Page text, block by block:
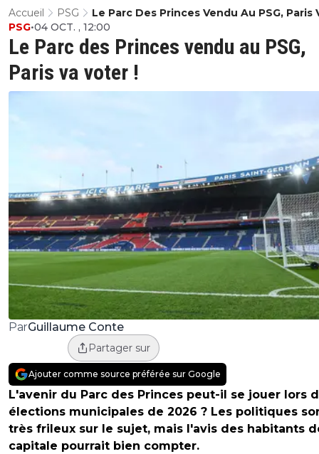
Accueil PSG
Le Parc Des Princes Vendu Au PSG, Paris
Voter !
Le Parc des Princes vendu au PSG,
Paris va voter !
PSG•04 OCT. , 12:00
ParGuillaume Conte
Partager sur
Ajouter comme source préférée sur Google
L'avenir du Parc des Princes peut-il se jouer lors
élections municipales de 2026 ? Les politiques
très frileux sur le sujet, mais l'avis des habitants
capitale pourrait bien compter.